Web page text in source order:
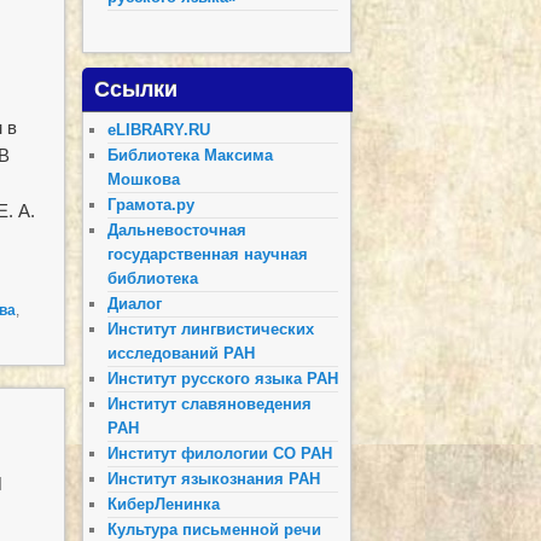
в
А.
,
Ссылки
eLIBRARY.RU
Библиотека Максима
Мошкова
Грамота.ру
Дальневосточная
государственная научная
библиотека
Диалог
Институт лингвистических
исследований РАН
Институт русского языка РАН
Институт славяноведения
РАН
Институт филологии СО РАН
Институт языкознания РАН
КиберЛенинка
Культура письменной речи